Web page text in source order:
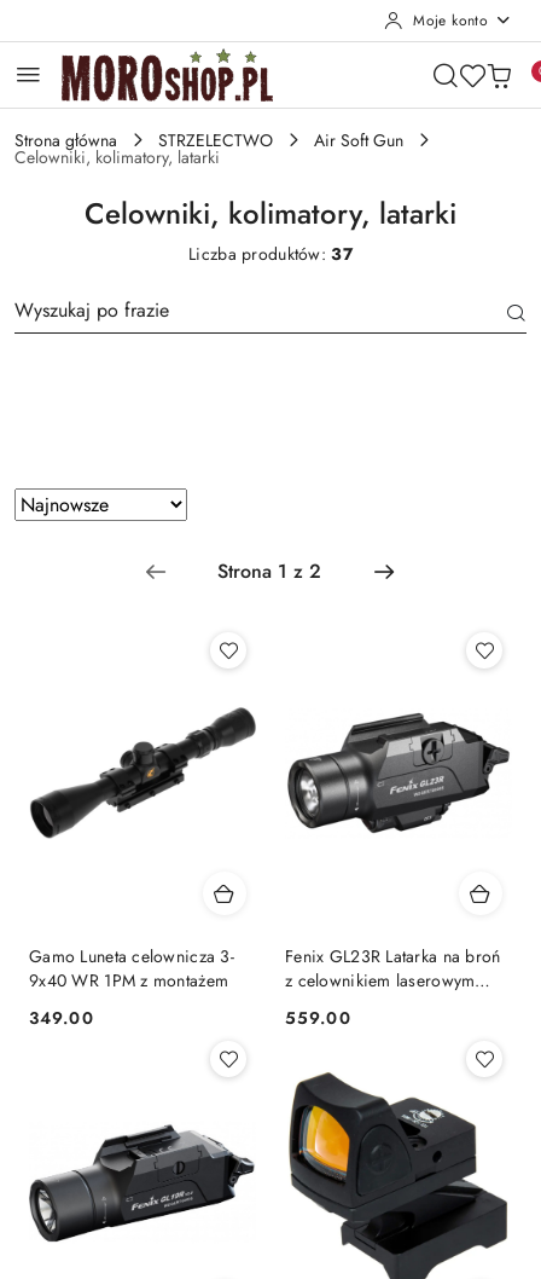
Moje konto
Strona główna STRZELECTWO Air Soft Gun
Celowniki, kolimatory, latarki
Celowniki, kolimatory, latarki
Liczba produktów:37
Zastosowano
sortowanie:
Sortuj
według
Gamo Luneta celownicza 3-
9x40 WR 1PM z montażem
Cena:
349.00
Fenix GL23R Latarka na broń
z celownikiem laserowym
Cena:
559.00